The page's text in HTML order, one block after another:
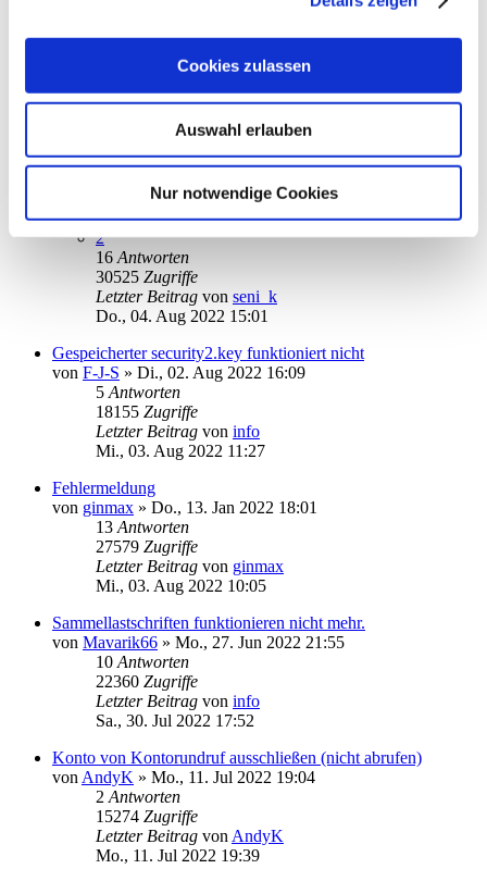
Cookies zulassen
Auswahl erlauben
Nur notwendige Cookies
Auftrag bereits eingereicht
Fr., 05. Aug 2022 13:40
15489Zugriffe
Letzter BeitragvonDieter1952
Fr., 05. Aug 2022 14:21
Do., 28. Jul 2022 11:17
1
2
16 Antworten
30525 Zugriffe
Letzter Beitrag von seni_k
Do., 04. Aug 2022 15:01
Gespeicherter security2.key funktioniert nicht
von F-J-S » Di., 02. Aug 2022 16:09
5 Antworten
18155 Zugriffe
Letzter Beitrag von info
Mi., 03. Aug 2022 11:27
Fehlermeldung
von ginmax » Do., 13. Jan 2022 18:01
13 Antworten
27579 Zugriffe
Letzter Beitrag von ginmax
Mi., 03. Aug 2022 10:05
Sammellastschriften funktionieren nicht mehr.
von Mavarik66 » Mo., 27. Jun 2022 21:55
10 Antworten
22360 Zugriffe
Letzter Beitrag von info
Sa., 30. Jul 2022 17:52
Konto von Kontorundruf ausschließen (nicht abrufen)
von AndyK » Mo., 11. Jul 2022 19:04
2 Antworten
15274 Zugriffe
Letzter Beitrag von AndyK
Mo., 11. Jul 2022 19:39